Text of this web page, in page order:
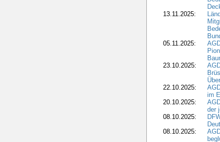
13.11.2025:
05.11.2025:
23.10.2025:
22.10.2025:
im
20.10.2025:
der
08.10.2025:
08.10.2025: